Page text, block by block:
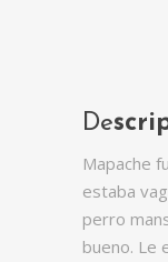
De
Mapache
estaba
perro
bueno. Le